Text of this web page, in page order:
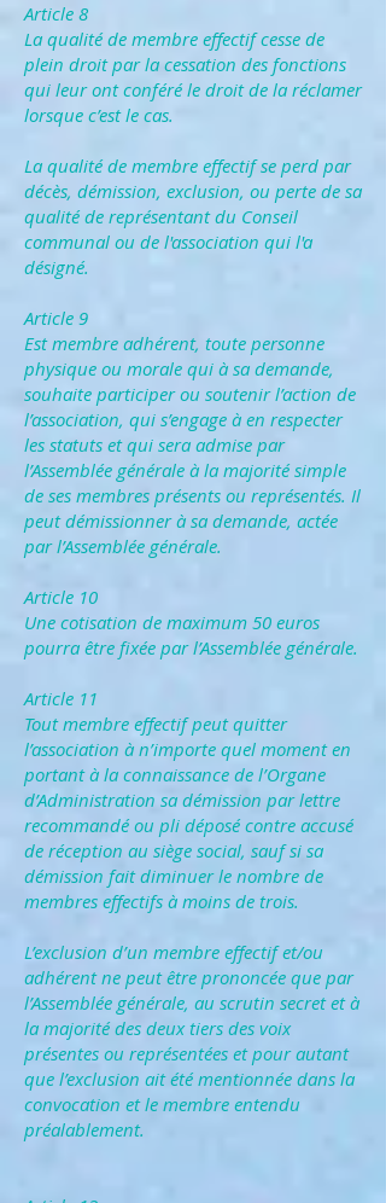
Article 8
La qualité de membre effectif cesse de
plein droit par la cessation des fonctions
qui leur ont conféré le droit de la réclamer
lorsque c’est le cas.
La qualité de membre effectif se perd par
décès, démission, exclusion, ou perte de sa
qualité de représentant du Conseil
communal ou de l'association qui l'a
désigné.
Article 9
Est membre adhérent, toute personne
physique ou morale qui à sa demande,
souhaite participer ou soutenir l’action de
l’association, qui s’engage à en respecter
les statuts et qui sera admise par
l’Assemblée générale à la majorité simple
de ses membres présents ou représentés. Il
peut démissionner à sa demande, actée
par l’Assemblée générale.
Article 10
Une cotisation de maximum 50 euros
pourra être fixée par l’Assemblée générale.
Article 11
Tout membre effectif peut quitter
l’association à n’importe quel moment en
portant à la connaissance de l’Organe
d’Administration sa démission par lettre
recommandé ou pli déposé contre accusé
de réception au siège social, sauf si sa
démission fait diminuer le nombre de
membres effectifs à moins de trois.
L’exclusion d’un membre effectif et/ou
adhérent ne peut être prononcée que par
l’Assemblée générale, au scrutin secret et à
la majorité des deux tiers des voix
présentes ou représentées et pour autant
que l’exclusion ait été mentionnée dans la
convocation et le membre entendu
préalablement.